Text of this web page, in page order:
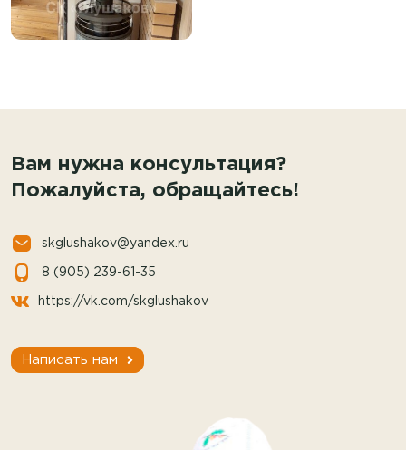
Вам нужна консультация?
Пожалуйста, обращайтесь!
skglushakov@yandex.ru
8 (905) 239-61-35
https://vk.com/skglushakov
Написать нам